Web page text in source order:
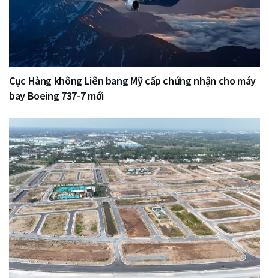
Cục Hàng không Liên bang Mỹ cấp chứng nhận cho máy
bay Boeing 737-7 mới